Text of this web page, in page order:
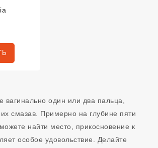
вагинально один или два пальца,
смазав. Примерно на глубине пяти
найти место, прикосновение к
особое удовольствие. Делайте